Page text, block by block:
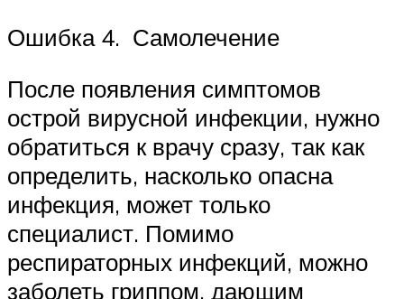
Ошибка 4. Самолечение
После появления симптомов
острой вирусной инфекции, нужно
обратиться к врачу сразу, так как
определить, насколько опасна
инфекция, может только
специалист. Помимо
респираторных инфекций, можно
заболеть гриппом, дающим